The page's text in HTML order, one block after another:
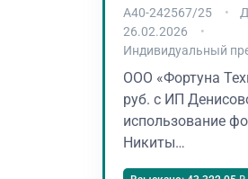
А40-242567/25
26.02.2026
Индивидуальный
ООО «Фортуна
руб. с ИП
использование
Никиты…